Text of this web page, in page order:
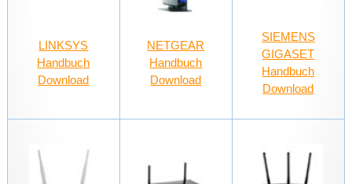
LINKSYS
Handbuch
Download
NETGEAR
Handbuch
Download
SIEMENS
GIGASET
Handbuch
Download